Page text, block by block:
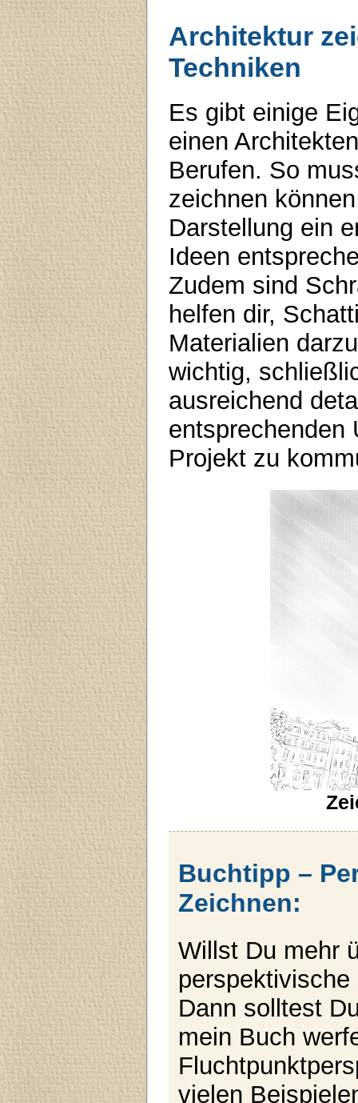
Architektur
Techniken
Es gibt einige
einen
Berufen. So
zeichnen
Darstellung ein
Ideen
Zudem sind
helfen dir,
Materialien
wichtig,
ausreichend
entsprechenden
Projekt zu
Buchtipp –
Zeichnen:
Willst Du mehr
Dann solltest
mein Buch
vielen